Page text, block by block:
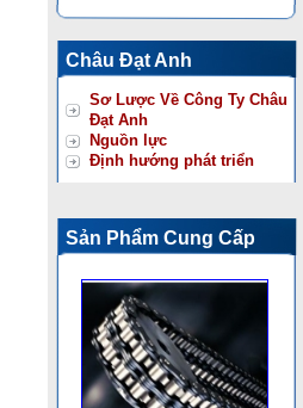
Châu Đạt Anh
Sơ Lược Về Công Ty Châu
Đạt Anh
Nguồn lực
Định hướng phát triển
Sản Phẩm Cung Cấp